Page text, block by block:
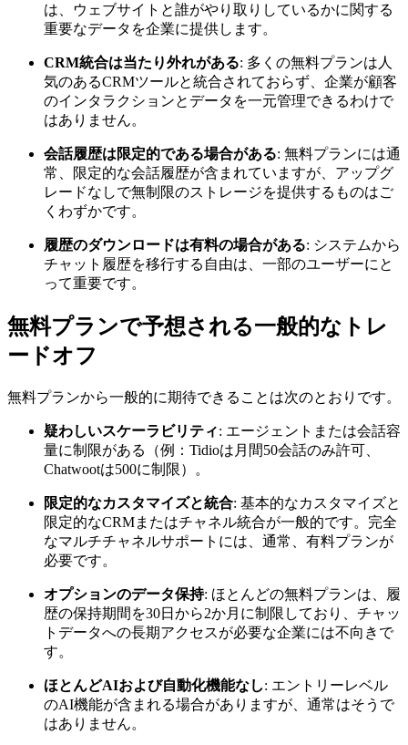
は、ウェブサイトと誰がやり取りしているかに関する
重要なデータを企業に提供します。
CRM統合は当たり外れがある: 多くの無料プランは人
気のあるCRMツールと統合されておらず、企業が顧客
のインタラクションとデータを一元管理できるわけで
はありません。
会話履歴は限定的である場合がある: 無料プランには通
常、限定的な会話履歴が含まれていますが、アップグ
レードなしで無制限のストレージを提供するものはご
くわずかです。
履歴のダウンロードは有料の場合がある: システムから
チャット履歴を移行する自由は、一部のユーザーにと
って重要です。
無料プランで予想される一般的なトレ
ードオフ
無料プランから一般的に期待できることは次のとおりです。
疑わしいスケーラビリティ: エージェントまたは会話容
量に制限がある（例：Tidioは月間50会話のみ許可、
Chatwootは500に制限）。
限定的なカスタマイズと統合: 基本的なカスタマイズと
限定的なCRMまたはチャネル統合が一般的です。完全
なマルチチャネルサポートには、通常、有料プランが
必要です。
オプションのデータ保持: ほとんどの無料プランは、履
歴の保持期間を30日から2か月に制限しており、チャッ
トデータへの長期アクセスが必要な企業には不向きで
す。
ほとんどAIおよび自動化機能なし: エントリーレベル
のAI機能が含まれる場合がありますが、通常はそうで
はありません。